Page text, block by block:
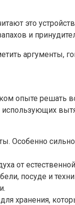
это
и
аргументы,
опыте решать
от
посуде и